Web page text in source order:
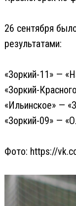
26 сентября
результатами:
«Зоркий-11» —
«Зоркий-
«Ильинское» —
«Зоркий-09» —
Фото: https://